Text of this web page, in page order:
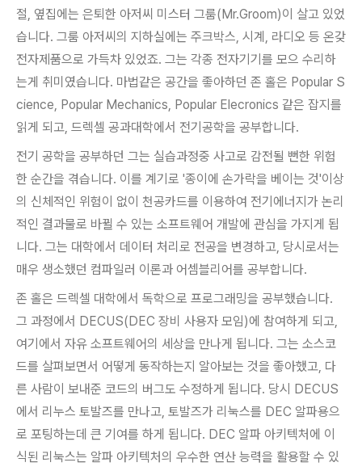
절, 옆집에는 은퇴한 아저씨 미스터 그룸(Mr.Groom)이 살고 있었
습니다. 그룸 아저씨의 지하실에는 주크박스, 시계, 라디오 등 온갖
전자제품으로 가득차 있었죠. 그는 각종 전자기기를 모으 수리하
는게 취미였습니다. 마법같은 공간을 좋아하던 존 홀은 Popular S
cience, Popular Mechanics, Popular Elecronics 같은 잡지를
읽게 되고, 드렉셀 공과대학에서 전기공학을 공부합니다.
전기 공학을 공부하던 그는 실습과정중 사고로 감전될 뻔한 위험
한 순간을 겪습니다. 이를 계기로 '종이에 손가락을 베이는 것'이상
의 신체적인 위험이 없이 천공카드를 이용하여 전기에너지가 논리
적인 결과물로 바뀔 수 있는 소프트웨어 개발에 관심을 가지게 됩
니다. 그는 대학에서 데이터 처리로 전공을 변경하고, 당시로서는
매우 생소했던 컴파일러 이론과 어셈블리어를 공부합니다.
존 홀은 드렉셀 대학에서 독학으로 프로그래밍을 공부했습니다.
그 과정에서 DECUS(DEC 장비 사용자 모임)에 참여하게 되고,
여기에서 자유 소프트웨어의 세상을 만나게 됩니다. 그는 소스코
드를 살펴보면서 어떻게 동작하는지 알아보는 것을 좋아했고, 다
른 사람이 보내준 코드의 버그도 수정하게 됩니다. 당시 DECUS
에서 리누스 토발즈를 만나고, 토발즈가 리눅스를 DEC 알파용으
로 포팅하는데 큰 기여를 하게 됩니다. DEC 알파 아키텍처에 이
식된 리눅스는 알파 아키텍처의 우수한 연산 능력을 활용할 수 있